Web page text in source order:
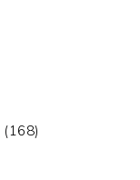
(168)